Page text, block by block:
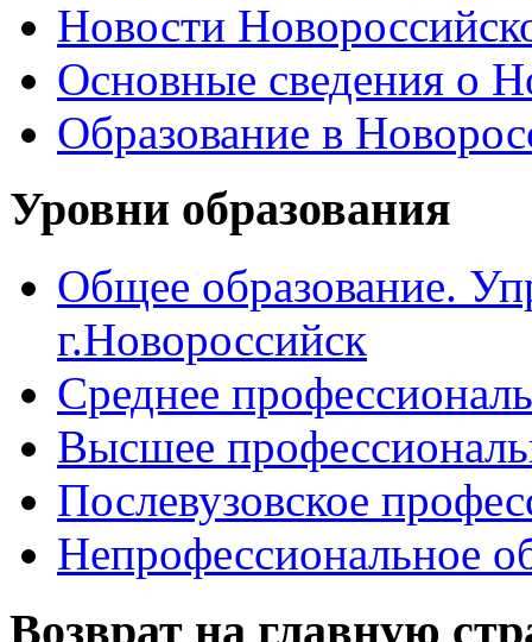
Новости
Основные сведения о
Образование в
Уровни образования
Общее образование.
г.Новороссийск
Среднее
Высшее
Послевузовское
Непрофессиональное
Возврат на главную